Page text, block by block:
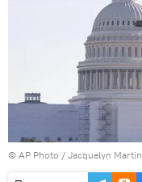
© AP Photo / Jacquelyn Martin